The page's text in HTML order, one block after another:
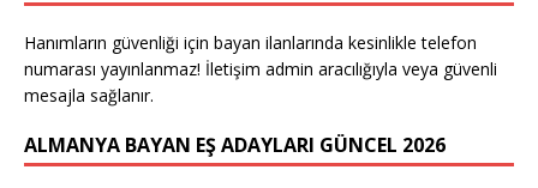
Hanımların güvenliği için bayan ilanlarında kesinlikle telefon
numarası yayınlanmaz! İletişim admin aracılığıyla veya güvenli
mesajla sağlanır.
ALMANYA BAYAN EŞ ADAYLARI GÜNCEL 2026